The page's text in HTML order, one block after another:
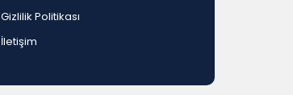
Gizlilik Politikası
İletişim